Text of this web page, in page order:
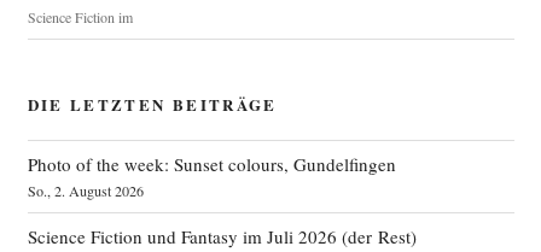
Science Fiction im
DIE LETZTEN BEITRÄGE
Photo of the week: Sunset colours, Gundelfingen
So., 2. August 2026
Science Fiction und Fantasy im Juli 2026 (der Rest)